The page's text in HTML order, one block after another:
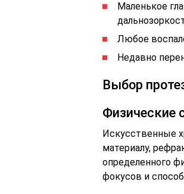
Маленькое
Любое
Недавно
Выбор
Физические
Искусственные
материалу,
определенного
фокусов и